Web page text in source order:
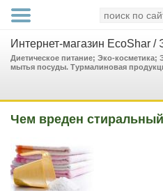
Интернет-магазин EcoShar
Диетическое питание; Эко-косметика;
мытья посуды. Турмалиновая
Чем вреден